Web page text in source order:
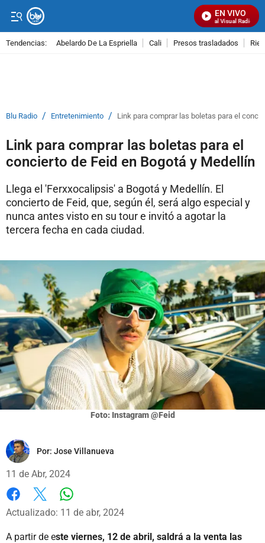
EN VIVO
Señal Visual Radio
Tendencias: Abelardo De La Espriella Cali Presos trasladados
Blu Radio / Entretenimiento / Link para comprar las boletas para el
Link para comprar las boletas para el
concierto de Feid en Bogotá y Medellín
Llega el 'Ferxxocalipsis' a Bogotá y Medellín. El
concierto de Feid, que, según él, será algo especial y
nunca antes visto en su tour e invitó a agotar la
tercera fecha en cada ciudad.
Foto: Instagram @Feid
Por: Jose Villanueva
11 de Abr, 2024
Facebook
X
Actualizado: 11 de abr, 2024
A partir de este viernes, 12 de abril, saldrá a la venta las